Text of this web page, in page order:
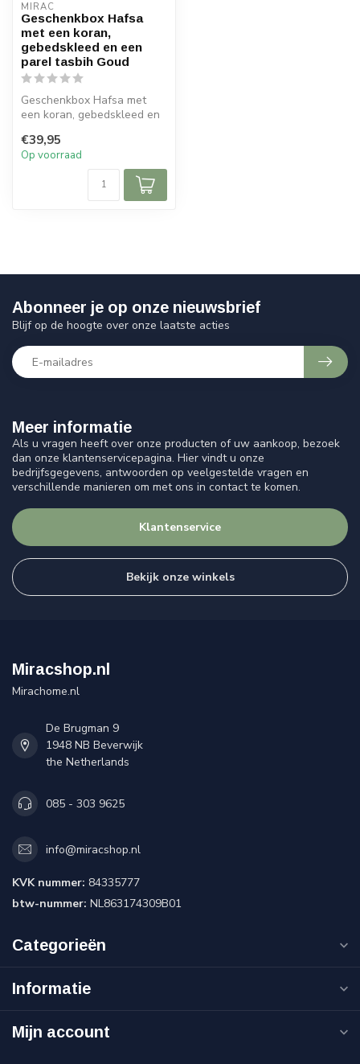
MIRAC
Geschenkbox Hafsa
met een koran,
gebedskleed en een
parel tasbih Goud
Geschenkbox Hafsa met
een koran, gebedskleed en
Afme...
€39,95
Op voorraad
Meer informatie
Als u vragen heeft over onze producten of uw aankoop, bezoek
dan onze klantenservicepagina. Hier vindt u onze
bedrijfsgegevens, antwoorden op veelgestelde vragen en
verschillende manieren om met ons in contact te komen.
Klantenservice
Bekijk onze winkels
Abonneer je op onze nieuwsbrief
Blijf op de hoogte over onze laatste acties
Miracshop.nl
Mirachome.nl
De Brugman 9
1948 NB Beverwijk
the Netherlands
085 - 303 9625
info@miracshop.nl
KVK nummer: 84335777
btw-nummer: NL863174309B01
Categorieën
Informatie
Mijn account